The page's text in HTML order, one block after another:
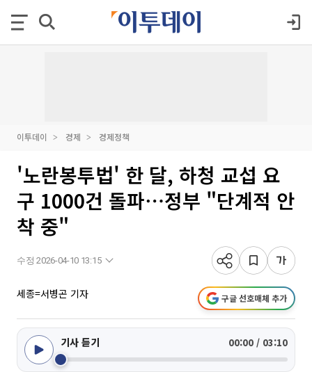
이투데이 경제 경제정책
'노란봉투법' 한 달, 하청 교섭 요
구 1000건 돌파⋯정부 "단계적 안
착 중"
수정 2026-04-10 13:15
세종=서병곤 기자 구글 선호매체 추가
기사 듣기 00:00 / 03:10